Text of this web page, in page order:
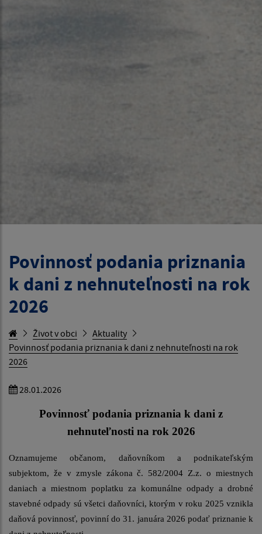
Povinnosť podania priznania
k dani z nehnuteľnosti na rok
2026
Život v obci
Aktuality
Povinnosť podania priznania k dani z nehnuteľnosti na rok
2026
28.01.2026
Povinnosť podania priznania k dani z
nehnuteľnosti na rok 2026
Oznamujeme občanom, daňovníkom a podnikateľským
subjektom, že v zmysle zákona č. 582/2004 Z.z. o miestnych
daniach a miestnom poplatku za komunálne odpady a drobné
stavebné odpady sú všetci daňovníci, ktorým v roku 2025 vznikla
daňová povinnosť, povinní do 31. januára 2026 podať priznanie k